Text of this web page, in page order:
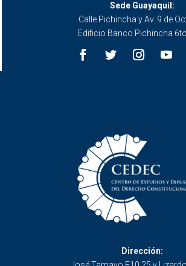
Sede Guayaquil:
Calle Pichincha y Av. 9 de
Edificio Banco Pichincha
Dirección: